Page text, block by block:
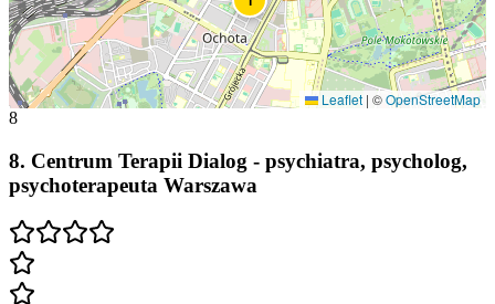
Leaflet | ©OpenStreetMap
8
8. Centrum Terapii Dialog - psychiatra, psycholog,
psychoterapeuta Warszawa